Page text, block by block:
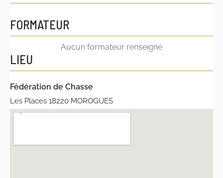
FORMATEUR
Aucun formateur renseigné
LIEU
Fédération de Chasse
Les Places 18220 MOROGUES